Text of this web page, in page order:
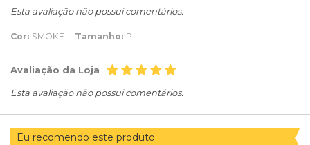
Esta avaliação não possui comentários.
Cor: SMOKE Tamanho: P
Avaliação da Loja
Esta avaliação não possui comentários.
Eu recomendo este produto